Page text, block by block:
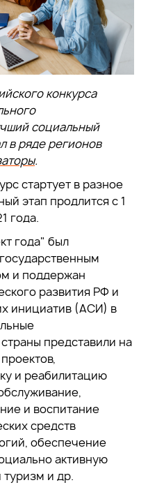
конкурса
социальный
в ряде регионов
.
стартует в разное
этап продлится с 1
года.
года" был
и поддержан
развития РФ и
инициатив (АСИ) в
представили на
и реабилитацию
и воспитание
средств
обеспечение
активную
туризм и др.